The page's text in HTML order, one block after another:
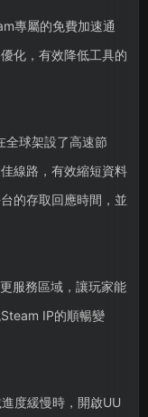
專屬的免費加速通
化，有效降低工具的
全球架設了高速節
線路，有效縮短資料
的存取回應時間，並
服務區域，讓玩家能
IP的順暢變
度緩慢時，開啟UU